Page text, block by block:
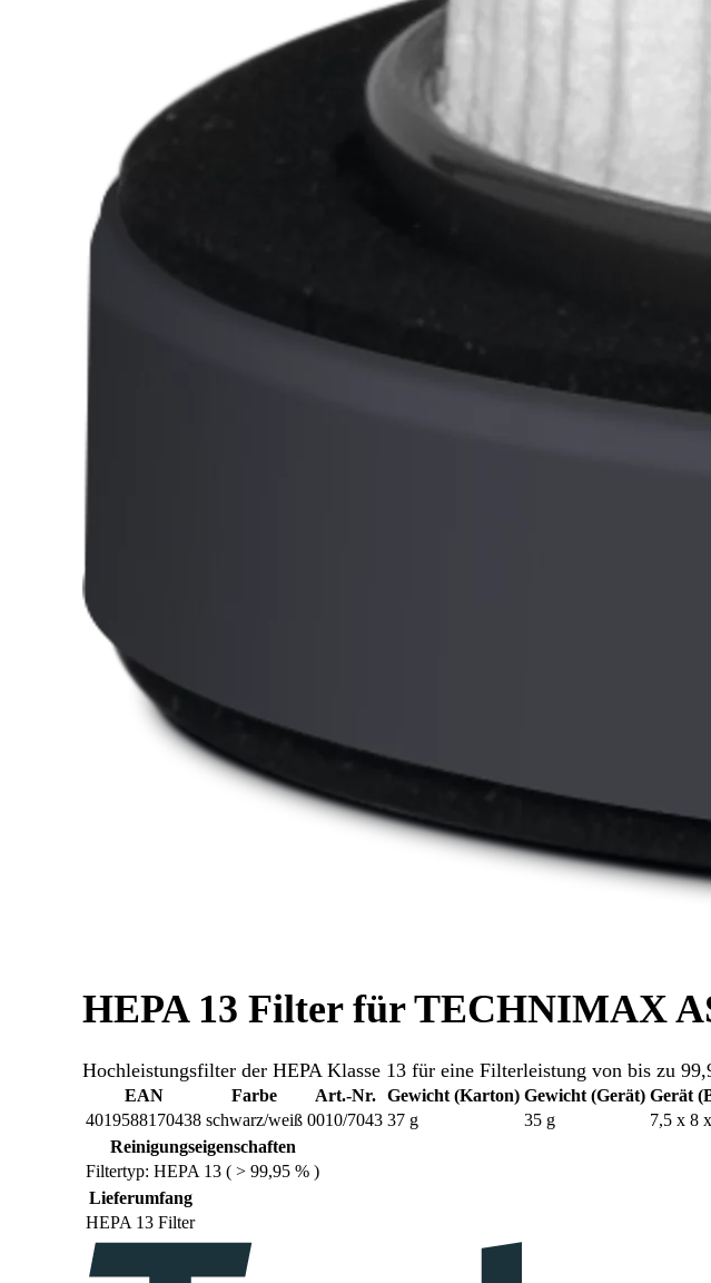
HEPA 13 Filter für TECHNIMAX
Hochleistungsfilter der HEPA Klasse 13 für eine Filterleistung von bis zu
EAN Farbe Art.-Nr. Gewicht (Karton) Gewicht (Gerät) Gerät
4019588170438 schwarz/weiß 0010/7043 37 g 35 g 7,5 x 8
Reinigungseigenschaften
Filtertyp: HEPA 13 ( > 99,95 % )
Lieferumfang
HEPA 13 Filter